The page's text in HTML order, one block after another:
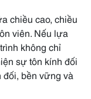
chiều cao, chiều
viên. Nếu lựa
không chỉ
sự tôn kính đối
bền vững và